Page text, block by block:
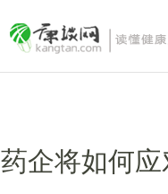
药企将如何应